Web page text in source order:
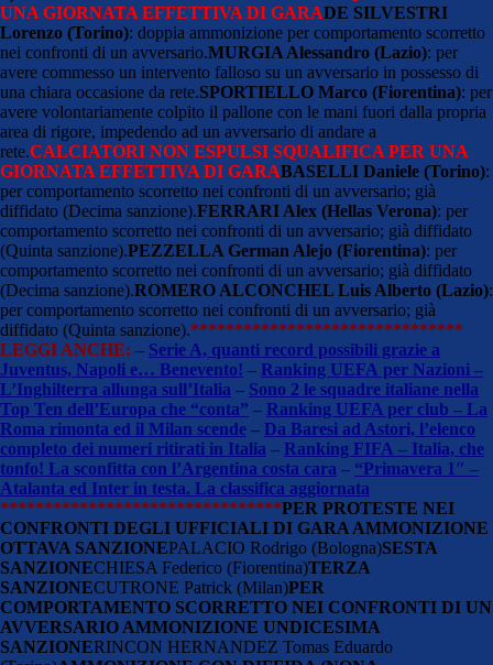
UNA GIORNATA EFFETTIVA DI GARADE SILVESTRI
Lorenzo (Torino): doppia ammonizione per comportamento scorretto
nei confronti di un avversario.MURGIA Alessandro (Lazio): per
avere commesso un intervento falloso su un avversario in possesso di
una chiara occasione da rete.SPORTIELLO Marco (Fiorentina): per
avere volontariamente colpito il pallone con le mani fuori dalla propria
area di rigore, impedendo ad un avversario di andare a
rete.CALCIATORI NON ESPULSI SQUALIFICA PER UNA
GIORNATA EFFETTIVA DI GARABASELLI Daniele (Torino):
per comportamento scorretto nei confronti di un avversario; già
diffidato (Decima sanzione).FERRARI Alex (Hellas Verona): per
comportamento scorretto nei confronti di un avversario; già diffidato
(Quinta sanzione).PEZZELLA German Alejo (Fiorentina): per
comportamento scorretto nei confronti di un avversario; già diffidato
(Decima sanzione).ROMERO ALCONCHEL Luis Alberto (Lazio):
per comportamento scorretto nei confronti di un avversario; già
diffidato (Quinta sanzione).*******************************
LEGGI ANCHE: – Serie A, quanti record possibili grazie a
Juventus, Napoli e… Benevento! – Ranking UEFA per Nazioni –
L’Inghilterra allunga sull’Italia – Sono 2 le squadre italiane nella
Top Ten dell’Europa che “conta” – Ranking UEFA per club – La
Roma rimonta ed il Milan scende – Da Baresi ad Astori, l’elenco
completo dei numeri ritirati in Italia – Ranking FIFA – Italia, che
tonfo! La sconfitta con l’Argentina costa cara – “Primavera 1″ –
Atalanta ed Inter in testa. La classifica aggiornata
********************************PER PROTESTE NEI
CONFRONTI DEGLI UFFICIALI DI GARAAMMONIZIONE
OTTAVA SANZIONEPALACIO Rodrigo (Bologna)SESTA
SANZIONECHIESA Federico (Fiorentina)TERZA
SANZIONECUTRONE Patrick (Milan)PER
COMPORTAMENTO SCORRETTO NEI CONFRONTI DI UN
AVVERSARIOAMMONIZIONE UNDICESIMA
SANZIONERINCON HERNANDEZ Tomas Eduardo